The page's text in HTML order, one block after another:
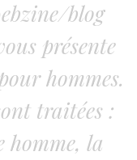
blog
présente
hommes.
traitées :
homme, la